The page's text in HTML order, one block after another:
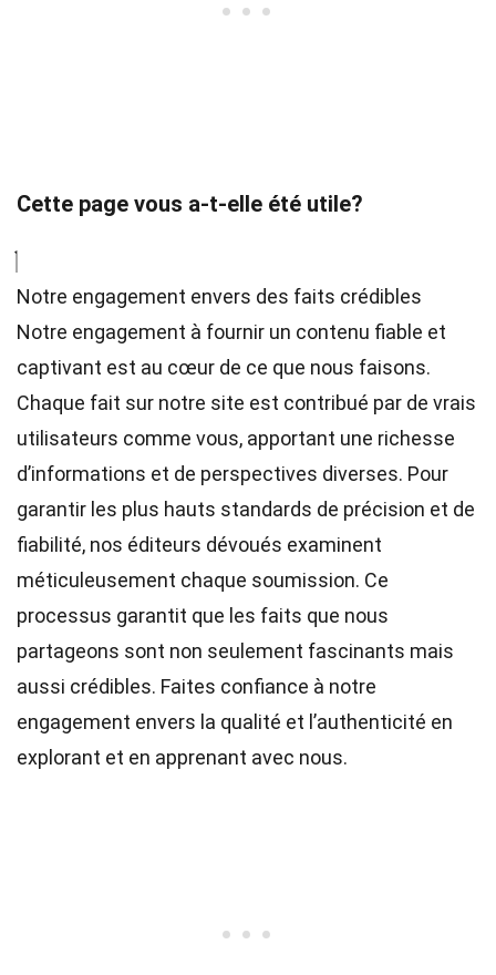
Cette page vous a-t-elle été utile?
Notre engagement envers des faits crédibles
Notre engagement à fournir un contenu fiable et
captivant est au cœur de ce que nous faisons.
Chaque fait sur notre site est contribué par de vrais
utilisateurs comme vous, apportant une richesse
d’informations et de perspectives diverses. Pour
garantir les plus hauts standards de précision et de
fiabilité, nos éditeurs dévoués examinent
méticuleusement chaque soumission. Ce
processus garantit que les faits que nous
partageons sont non seulement fascinants mais
aussi crédibles. Faites confiance à notre
engagement envers la qualité et l’authenticité en
explorant et en apprenant avec nous.